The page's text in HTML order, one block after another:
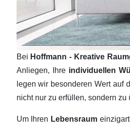
Bei Hoffmann - Kreative
Anliegen, Ihre individuellen
legen wir besonderen Wert auf
nicht nur zu erfüllen, sondern
Um Ihren Lebensraum